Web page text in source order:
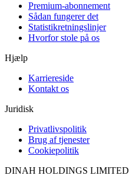
Premium-abonnement
Sådan fungerer det
Statistikretningslinjer
Hvorfor stole på os
Hjælp
Karriereside
Kontakt os
Juridisk
Privatlivspolitik
Brug af tjenester
Cookiepolitik
DINAH HOLDINGS LIMITED